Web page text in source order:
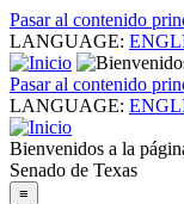
Pasar al contenido
LANGUAGE:
Pasar al contenido
LANGUAGE:
Bienvenidos a la
Senado de Texas
≡